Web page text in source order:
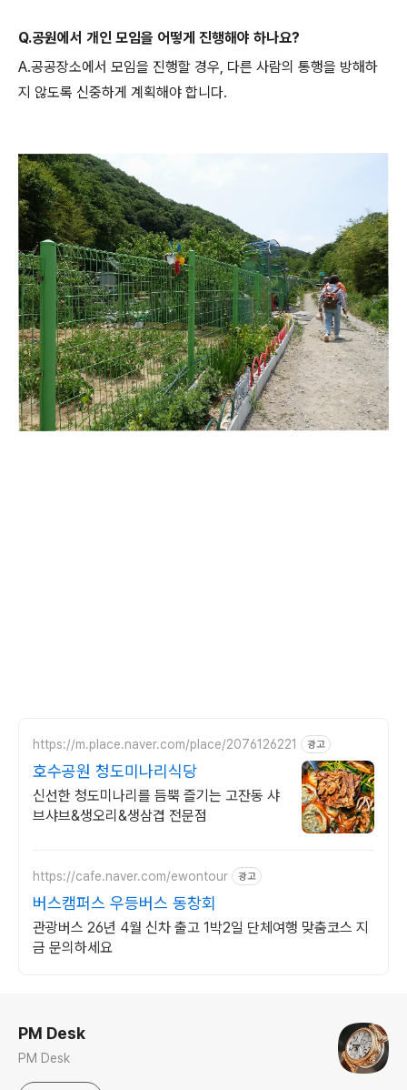
Q.공원에서 개인 모임을 어떻게 진행해야 하나요?
A.공공장소에서 모임을 진행할 경우, 다른 사람의 통행을 방해하
지 않도록 신중하게 계획해야 합니다.
https://m.place.naver.com/place/2076126221 광고
호수공원 청도미나리식당
신선한 청도미나리를 듬뿍 즐기는 고잔동 샤
브샤브&생오리&생삼겹 전문점
https://cafe.naver.com/ewontour 광고
버스캠퍼스 우등버스 동창회
관광버스 26년 4월 신차 출고 1박2일 단체여행 맞춤코스 지
금 문의하세요
PM Desk
PM Desk